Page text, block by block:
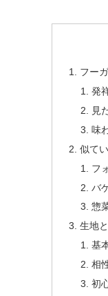
フー
発
見
味
似て
フ
バ
惣
生地
基
相
初